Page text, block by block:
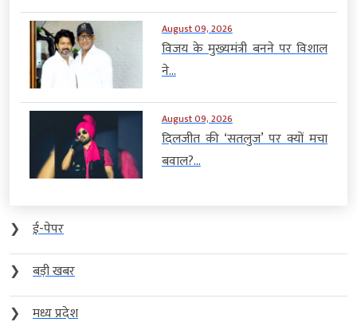
August 09, 2026
विजय के मुख्यमंत्री बनने पर विशाल
ने...
August 09, 2026
दिलजीत की ‘सतलुज’ पर क्यों मचा
बवाल?...
❯
ई-पेपर
❯
बड़ी खबर
❯
मध्य प्रदेश